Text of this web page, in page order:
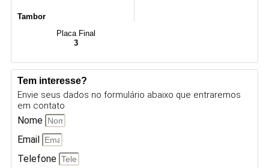
Tambor
Placa Final
3
Tem interesse?
Envie seus dados no formulário abaixo que entraremos
em contato
Nome
Email
Telefone